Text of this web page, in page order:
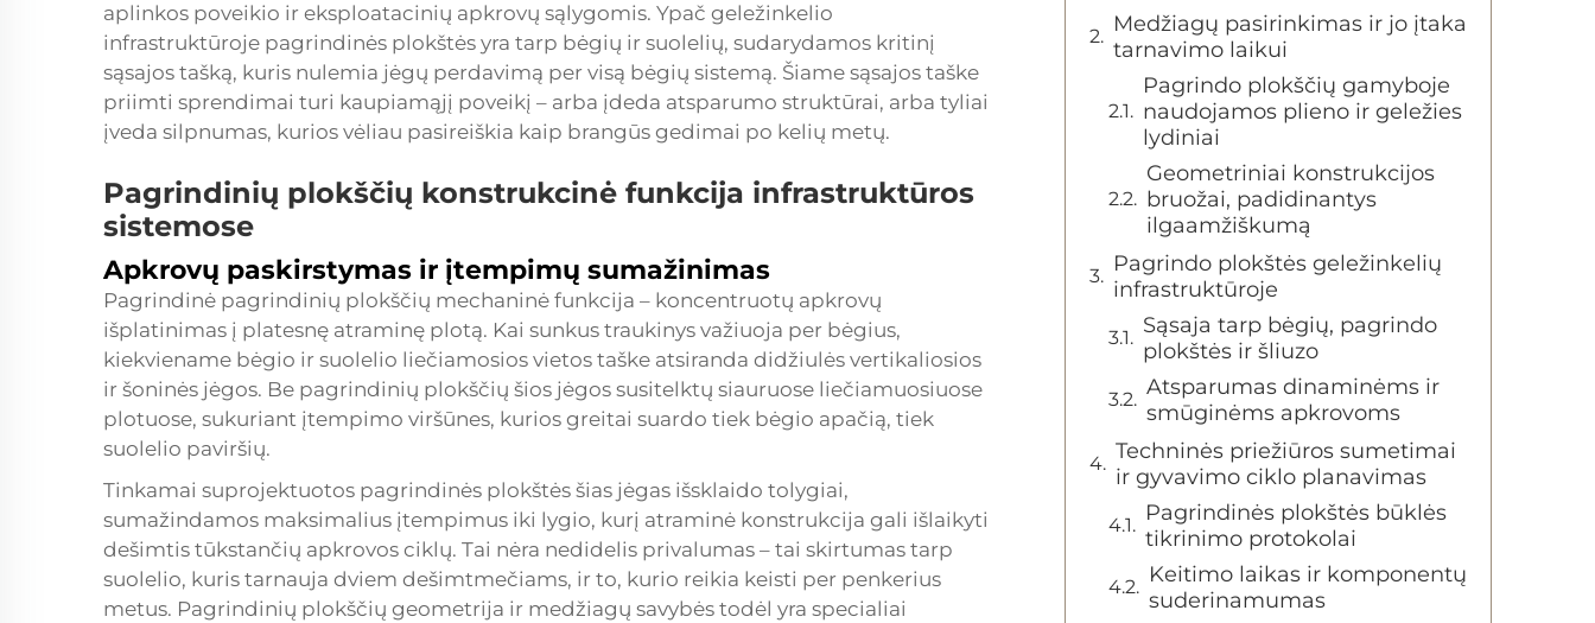
aplinkos poveikio ir eksploatacinių apkrovų sąlygomis. Ypač geležinkelio
infrastruktūroje pagrindinės plokštės yra tarp bėgių ir suolelių, sudarydamos kritinį
sąsajos tašką, kuris nulemia jėgų perdavimą per visą bėgių sistemą. Šiame sąsajos taške
priimti sprendimai turi kaupiamąjį poveikį – arba įdeda atsparumo struktūrai, arba tyliai
įveda silpnumas, kurios vėliau pasireiškia kaip brangūs gedimai po kelių metų.
Pagrindinių plokščių konstrukcinė funkcija infrastruktūros
sistemose
Apkrovų paskirstymas ir įtempimų sumažinimas
Pagrindinė pagrindinių plokščių mechaninė funkcija – koncentruotų apkrovų
išplatinimas į platesnę atraminę plotą. Kai sunkus traukinys važiuoja per bėgius,
kiekviename bėgio ir suolelio liečiamosios vietos taške atsiranda didžiulės vertikaliosios
ir šoninės jėgos. Be pagrindinių plokščių šios jėgos susitelktų siauruose liečiamuosiuose
plotuose, sukuriant įtempimo viršūnes, kurios greitai suardo tiek bėgio apačią, tiek
suolelio paviršių.
Tinkamai suprojektuotos pagrindinės plokštės šias jėgas išsklaido tolygiai,
sumažindamos maksimalius įtempimus iki lygio, kurį atraminė konstrukcija gali išlaikyti
dešimtis tūkstančių apkrovos ciklų. Tai nėra nedidelis privalumas – tai skirtumas tarp
suolelio, kuris tarnauja dviem dešimtmečiams, ir to, kurio reikia keisti per penkerius
metus. Pagrindinių plokščių geometrija ir medžiagų savybės todėl yra specialiai
Medžiagų pasirinkimas ir jo įtaka
tarnavimo laikui
Pagrindo plokščių gamyboje
naudojamos plieno ir geležies
lydiniai
Geometriniai konstrukcijos
bruožai, padidinantys
ilgaamžiškumą
Pagrindo plokštės geležinkelių
infrastruktūroje
Sąsaja tarp bėgių, pagrindo
plokštės ir šliuzo
Atsparumas dinaminėms ir
smūginėms apkrovoms
Techninės priežiūros sumetimai
ir gyvavimo ciklo planavimas
Pagrindinės plokštės būklės
tikrinimo protokolai
Keitimo laikas ir komponentų
suderinamumas